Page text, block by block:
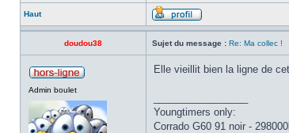
Haut
doudou38 Sujet du message : Re: Ma collec !
Admin boulet
Elle vieillit bien la ligne de
Youngtimers only:
Corrado G60 91 noir -